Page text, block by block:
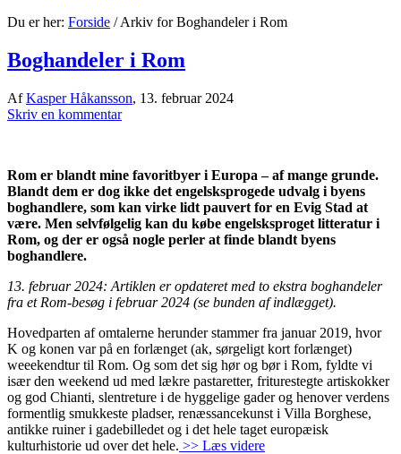
Du er her: Forside /Arkiv for Boghandeler i Rom
Boghandeler i Rom
AfKasper Håkansson, 13. februar 2024
Skriv en kommentar
Rom er blandt mine favoritbyer i Europa – af mange grunde.
Blandt dem er dog ikke det engelsksprogede udvalg i byens
boghandlere, som kan virke lidt pauvert for en Evig Stad at
være. Men selvfølgelig kan du købe engelsksproget litteratur i
Rom, og der er også nogle perler at finde blandt byens
boghandlere.
13. februar 2024: Artiklen er opdateret med to ekstra boghandeler
fra et Rom-besøg i februar 2024 (se bunden af indlægget).
Hovedparten af omtalerne herunder stammer fra januar 2019, hvor
K og konen var på en forlænget (ak, sørgeligt kort forlænget)
weeekendtur til Rom. Og som det sig hør og bør i Rom, fyldte vi
især den weekend ud med lækre pastaretter, friturestegte artiskokker
og god Chianti, slentreture i de hyggelige gader og henover verdens
formentlig smukkeste pladser, renæssancekunst i Villa Borghese,
antikke ruiner i gadebilledet og i det hele taget europæisk
kulturhistorie ud over det hele. >> Læs videre